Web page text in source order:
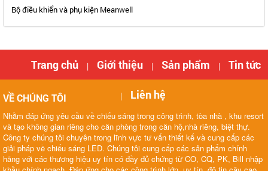
Bộ điều khiển và phụ kiện Meanwell
Trang chủ | Giới thiệu | Sản phẩm | Tin tức
| Liên hệ
VỀ CHÚNG TÔI
Nhằm đáp ứng yêu cầu về chiếu sáng trong công trình, tòa nhà , khu resort
và tạo không gian riêng cho căn phòng trong căn hộ,nhà riêng, biệt thự.
Công ty chúng tôi chuyên trong lĩnh vực tư vấn thiết kế và cung cấp các
giải pháp về chiếu sáng LED. Chúng tôi cung cấp các sản phẩm chính
hãng với các thương hiệu uy tín có đầy đủ chứng từ CO, CQ, PK, Bill nhập